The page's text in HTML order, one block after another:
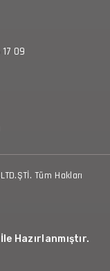
09
Tüm Hakları
Hazırlanmıştır.